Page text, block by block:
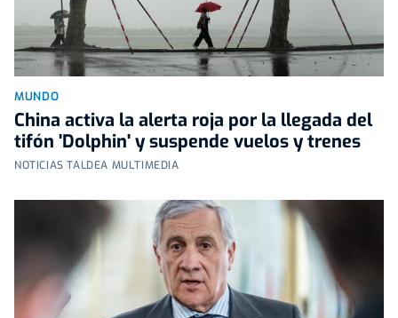
MUNDO
China activa la alerta roja por la llegada del
tifón 'Dolphin' y suspende vuelos y trenes
NOTICIAS TALDEA MULTIMEDIA